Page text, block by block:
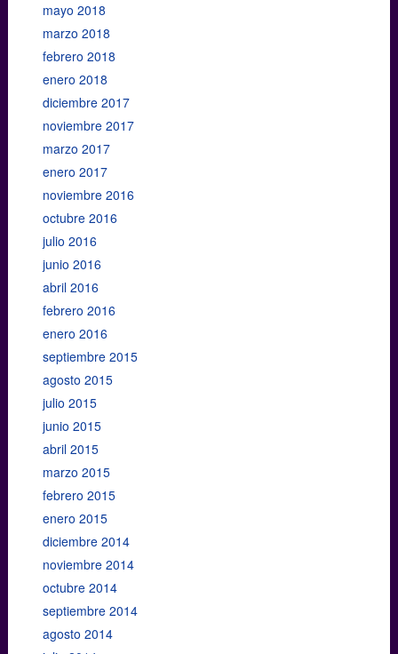
mayo 2018
marzo 2018
febrero 2018
enero 2018
diciembre 2017
noviembre 2017
marzo 2017
enero 2017
noviembre 2016
octubre 2016
julio 2016
junio 2016
abril 2016
febrero 2016
enero 2016
septiembre 2015
agosto 2015
julio 2015
junio 2015
abril 2015
marzo 2015
febrero 2015
enero 2015
diciembre 2014
noviembre 2014
octubre 2014
septiembre 2014
agosto 2014